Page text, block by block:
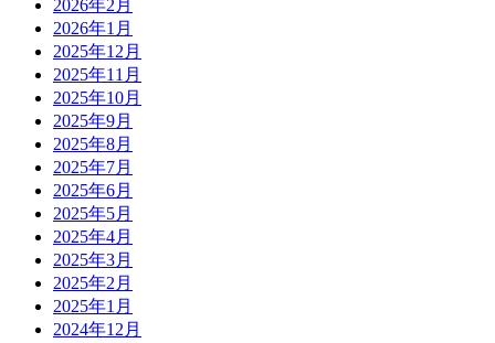
2026年2月
2026年1月
2025年12月
2025年11月
2025年10月
2025年9月
2025年8月
2025年7月
2025年6月
2025年5月
2025年4月
2025年3月
2025年2月
2025年1月
2024年12月